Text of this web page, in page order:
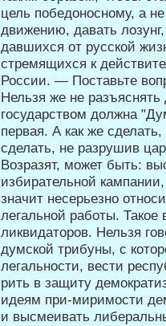
цель победоносному, а
движению, давать
давшихся от русской
стремящихся к
России. — Поставьте
Нельзя же не
государством должна
первая. А как же
сделать, не разрушив
Возразят, может быть:
избиратель­ной
значит несерьезно
легальной работы.
ликвидаторов. Нельзя
думской трибуны, с
легальности, вести
рить в защиту
идеям при-миримости
и высмеивать